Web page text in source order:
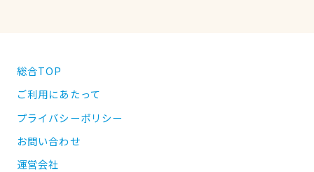
総合TOP
ご利用にあたって
プライバシーポリシー
お問い合わせ
運営会社